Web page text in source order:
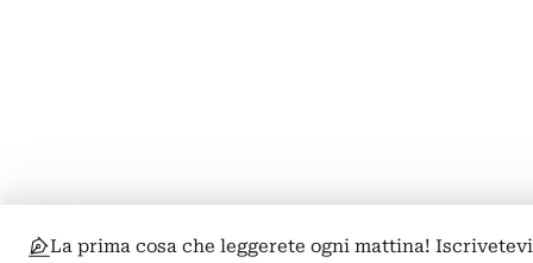
La prima cosa che leggerete ogni mattina!